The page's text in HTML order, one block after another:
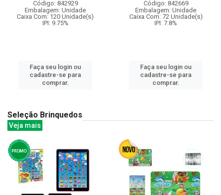
Código: 842929
Embalagem: Unidade
Caixa Com: 120 Unidade(s)
IPI: 9.75%
Faça seu login ou
cadastre-se para
comprar.
Código: 842669
Embalagem: Unidade
Caixa Com: 72 Unidade(s)
IPI: 7.8%
Faça seu login ou
cadastre-se para
comprar.
Seleção Brinquedos
Veja mais